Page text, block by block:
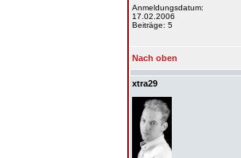
Anmeldungsdatum:
17.02.2006
Beiträge: 5
Nach oben
xtra29